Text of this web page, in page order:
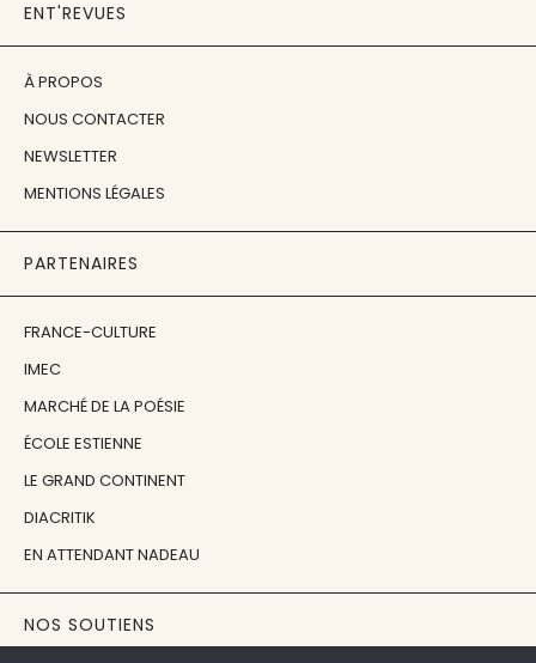
ENT'REVUES
À PROPOS
NOUS CONTACTER
NEWSLETTER
MENTIONS LÉGALES
PARTENAIRES
FRANCE-CULTURE
IMEC
MARCHÉ DE LA POÉSIE
ÉCOLE ESTIENNE
LE GRAND CONTINENT
DIACRITIK
EN ATTENDANT NADEAU
NOS SOUTIENS